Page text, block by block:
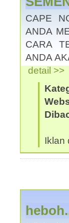
CAPE
ANDA
CARA
ANDA
detail >>
Iklan